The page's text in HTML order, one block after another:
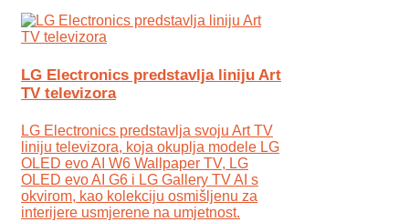
LG Electronics predstavlja liniju Art
TV televizora
LG Electronics predstavlja svoju Art TV
liniju televizora, koja okuplja modele LG
OLED evo AI W6 Wallpaper TV, LG
OLED evo AI G6 i LG Gallery TV AI s
okvirom, kao kolekciju osmišljenu za
interijere usmjerene na umjetnost.